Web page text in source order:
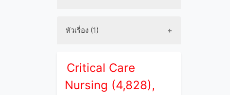
หัวเรื่อง (1)
Critical Care
Nursing (4,828),